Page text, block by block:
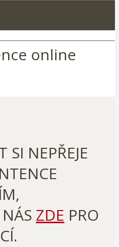
online
SI NEPŘEJE
ZDE PRO